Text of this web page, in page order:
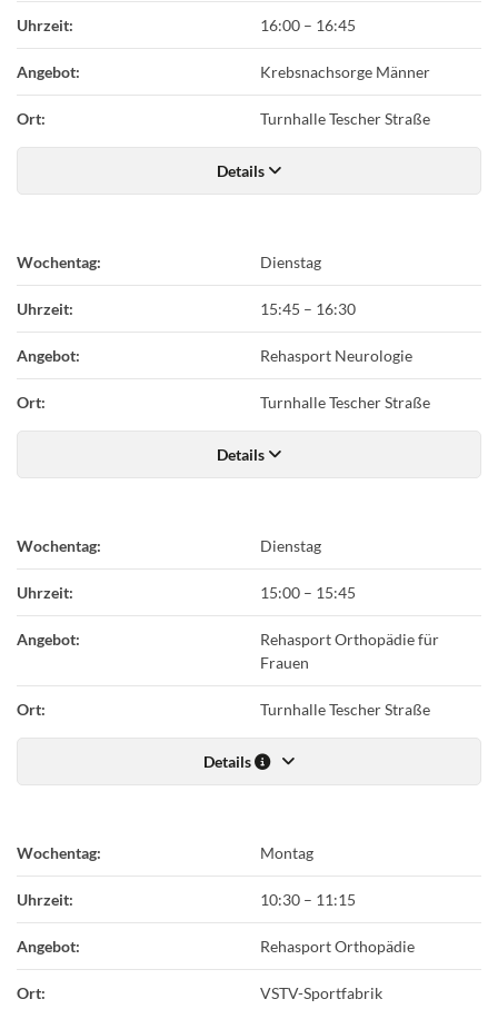
Uhrzeit: 16:00 – 16:45
Angebot: Krebsnachsorge Männer
Ort: Turnhalle Tescher Straße
Details
Wochentag: Dienstag
Uhrzeit: 15:45 – 16:30
Angebot: Rehasport Neurologie
Ort: Turnhalle Tescher Straße
Details
Wochentag: Dienstag
Uhrzeit: 15:00 – 15:45
Angebot:
Rehasport Orthopädie für
Frauen
Ort: Turnhalle Tescher Straße
Details
Wochentag: Montag
Uhrzeit: 10:30 – 11:15
Angebot: Rehasport Orthopädie
Ort: VSTV-Sportfabrik